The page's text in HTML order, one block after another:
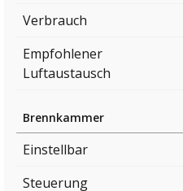
Verbrauch
Empfohlener
Luftaustausch
Brennkammer
Einstellbar
Steuerung